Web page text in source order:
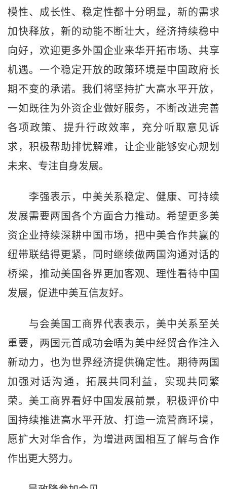
模性、成长性、稳定性都十分明显，新的需求
加快释放，新的动能不断壮大，经济持续稳中
向好，欢迎更多外国企业来华开拓市场、共享
机遇。一个稳定开放的政策环境是中国政府长
期不变的承诺。我们将坚持扩大高水平开放，
一如既往为外资企业做好服务，不断改进完善
各项政策、提升行政效率，充分听取意见诉
求，积极帮助排忧解难，让企业能够安心规划
未来、专注自身发展。
李强表示，中美关系稳定、健康、可持续
发展需要两国各个方面合力推动。希望更多美
资企业持续深耕中国市场，把中美合作共赢的
纽带联结得更紧，同时继续做两国沟通对话的
桥梁，推动美国各界更加客观、理性看待中国
发展，促进中美互信友好。
与会美国工商界代表表示，美中关系至关
重要，两国元首成功会晤为美中经贸合作注入
新动力，也为世界经济提供确定性。期待两国
加强对话沟通，拓展共同利益，实现共同繁
荣。美工商界看好中国发展前景，积极评价中
国持续推进高水平开放、打造一流营商环境，
愿扩大对华合作，为增进两国相互了解与合作
作出更大努力。